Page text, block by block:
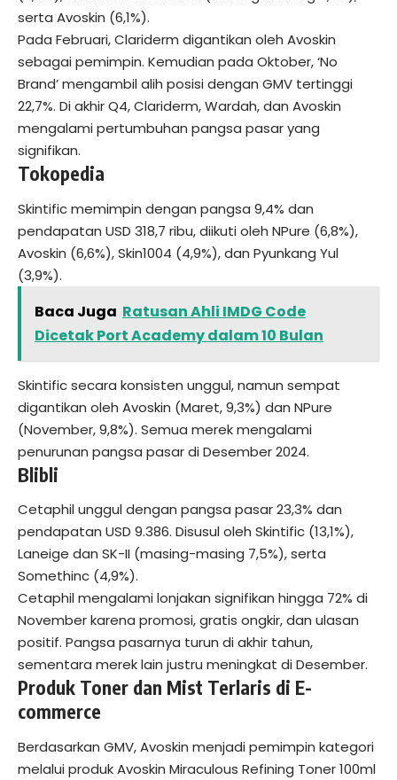
serta Avoskin (6,1%).
Pada Februari, Clariderm digantikan oleh Avoskin
sebagai pemimpin. Kemudian pada Oktober, ‘No
Brand’ mengambil alih posisi dengan GMV tertinggi
22,7%. Di akhir Q4, Clariderm, Wardah, dan Avoskin
mengalami pertumbuhan pangsa pasar yang
signifikan.
Tokopedia
Skintific memimpin dengan pangsa 9,4% dan
pendapatan USD 318,7 ribu, diikuti oleh NPure (6,8%),
Avoskin (6,6%), Skin1004 (4,9%), dan Pyunkang Yul
(3,9%).
Baca Juga Ratusan Ahli IMDG Code
Dicetak Port Academy dalam 10 Bulan
Skintific secara konsisten unggul, namun sempat
digantikan oleh Avoskin (Maret, 9,3%) dan NPure
(November, 9,8%). Semua merek mengalami
penurunan pangsa pasar di Desember 2024.
Blibli
Cetaphil unggul dengan pangsa pasar 23,3% dan
pendapatan USD 9.386. Disusul oleh Skintific (13,1%),
Laneige dan SK-II (masing-masing 7,5%), serta
Somethinc (4,9%).
Cetaphil mengalami lonjakan signifikan hingga 72% di
November karena promosi, gratis ongkir, dan ulasan
positif. Pangsa pasarnya turun di akhir tahun,
sementara merek lain justru meningkat di Desember.
Produk Toner dan Mist Terlaris di E-
commerce
Berdasarkan GMV, Avoskin menjadi pemimpin kategori
melalui produk Avoskin Miraculous Refining Toner 100ml